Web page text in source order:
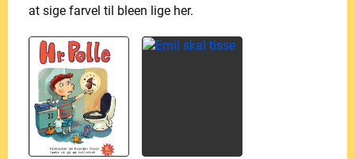
at sige farvel til bleen lige her.